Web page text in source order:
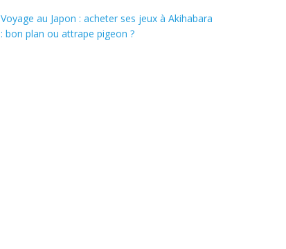
Voyage au Japon : acheter ses jeux à Akihabara
: bon plan ou attrape pigeon ?